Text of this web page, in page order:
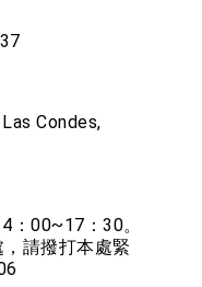
Condes,
00~17：30。
請撥打本處緊